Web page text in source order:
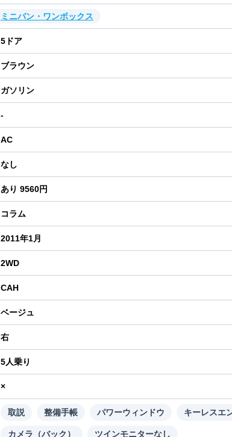
ミニバン・ワンボックス
5 ドア
ブラウン
ガソリン
-
AC
なし
あり 9560円
コラム
2011年1月
2WD
CAH
ベージュ
右
5人乗り
×
取説 整備手帳 パワーウィンドウ キーレスエ
カメラ（バック） ツインモニターなし